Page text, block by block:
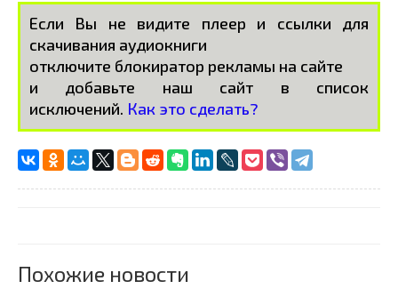
Если Вы не видите плеер и ссылки для
скачивания аудиокниги
отключите блокиратор рекламы на сайте
и добавьте наш сайт в список
исключений. Как это сделать?
Похожие новости